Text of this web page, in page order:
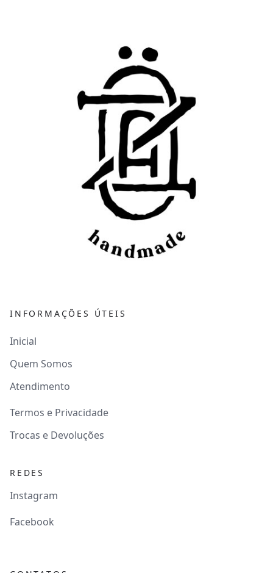
INFORMAÇÕES ÚTEIS
Inicial
Quem Somos
Atendimento
Termos e Privacidade
Trocas e Devoluções
REDES
Instagram
Facebook